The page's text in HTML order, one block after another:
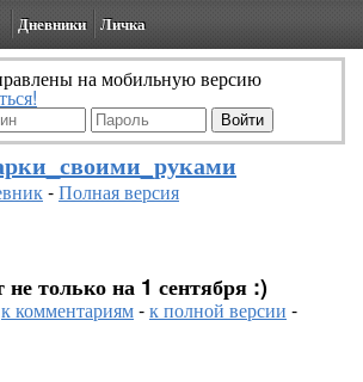
Дневники Личка
на мобильную версию
-Полная версия
не только на 1 сентября :)
к комментариям-к полной версии -